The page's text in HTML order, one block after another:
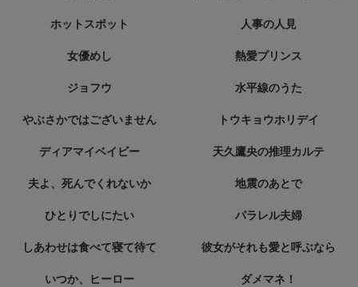
ホットスポット 人事の人見
女優めし 熱愛プリンス
ジョフウ 水平線のうた
やぶさかではございません トウキョウホリデイ
ディアマイベイビー 天久鷹央の推理カルテ
夫よ、死んでくれないか 地震のあとで
ひとりでしにたい パラレル夫婦
しあわせは食べて寝て待て 彼女がそれも愛と呼ぶなら
いつか、ヒーロー ダメマネ！